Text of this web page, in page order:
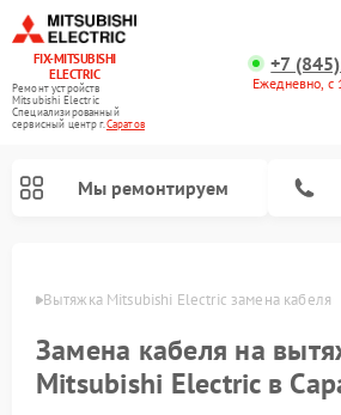
FIX-MITSUBISHI
ELECTRIC
Ремонт устройств
Mitsubishi Electric
Специализированный
cервисный центр г.Саратов
+7
Ежедневно,
Мы ремонтируем
Вытяжка Mitsubishi Electric замена кабеля
Замена кабеля на
Mitsubishi Electric в